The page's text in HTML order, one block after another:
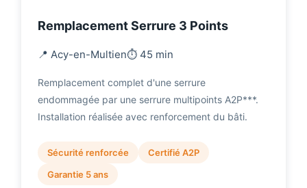
Remplacement Serrure 3 Points
📍 Acy-en-Multien⏱️ 45 min
Remplacement complet d'une serrure
endommagée par une serrure multipoints A2P***.
Installation réalisée avec renforcement du bâti.
Sécurité renforcée
Certifié A2P
Garantie 5 ans